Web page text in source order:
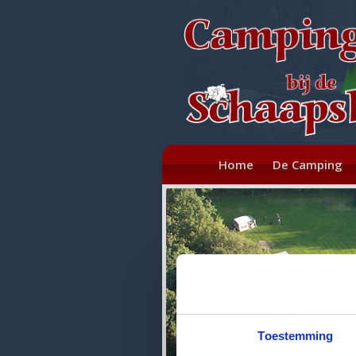
Toestemming
Home De Camping